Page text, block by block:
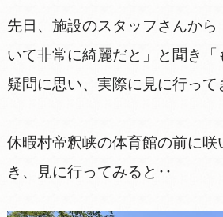
先日、施設のスタッフさんから
いて非常に綺麗だと」と聞き「
疑問に思い、実際に見に行って
休暇村帝釈峡の体育館の前に咲
き、見に行ってみると‥